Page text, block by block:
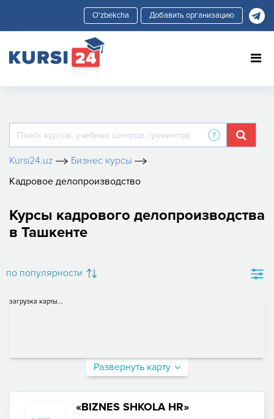
Добавить организацию
Kursi24.uz
Бизнес курсы
Кадровое делопроизводство
Курсы кадрового делопроизводства
в Ташкенте
по популярности
загрузка карты...
Развернуть карту
«BIZNES SHKOLA HR»